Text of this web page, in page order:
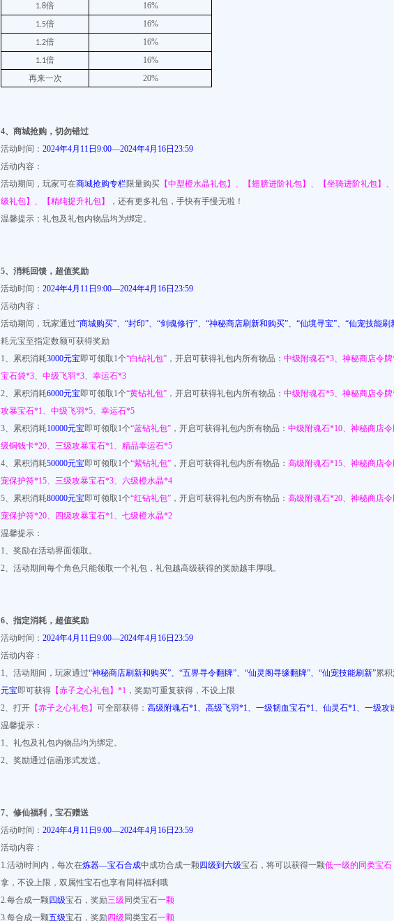
1.8倍 16%
1.5倍 16%
1.2倍 16%
1.1倍
16%
再来一次
20%
4、商城抢购，切勿错过
活动时间： 2024年4月11日9:00—2024年4月16日23:59
活动内容：
活动期间，玩家可在商城抢购专栏限量购买 【中型橙水晶礼包】、【翅膀进阶礼包】、【坐骑进阶礼包】
级礼包】、【精纯提升礼包】
，还有更多礼包，手快有手慢无啦！
温馨提示：礼包及礼包内物品均为绑定。
5、消耗回馈，超值奖励
活动时间： 2024年4月11日9:00—2024年4月16日23:59
活动内容：
活动期间，玩家通过“商城购买”、“封印”、“剑魂修行”、“神秘商店刷新和购买”、“仙境寻宝”、“仙宠技能刷
耗元宝至指定数额可获得奖励
1、累积消耗3000元宝即可领取1个“白钻礼包” ，开启可获得礼包内所有物品： 中级附魂石*3、神秘商店令
宝石袋*3、中级飞羽*3、幸运石*3
2、累积消耗6000元宝即可领取1个“黄钻礼包” ，开启可获得礼包内所有物品： 中级附魂石*5、神秘商店令
攻暴宝石*1、中级飞羽*5、幸运石*5
3、累积消耗10000元宝即可领取1个“蓝钻礼包” ，开启可获得礼包内所有物品： 中级附魂石*10、神秘商店
级铜钱卡*20、三级攻暴宝石*1、精品幸运石*5
4、累积消耗50000元宝即可领取1个“紫钻礼包” ，开启可获得礼包内所有物品： 高级附魂石*15、神秘商店
宠保护符*15、三级攻暴宝石*3、六级橙水晶*4
5、累积消耗80000元宝即可领取1个“红钻礼包” ，开启可获得礼包内所有物品： 高级附魂石*20、神秘商店
宠保护符*20、四级攻暴宝石*1、七级橙水晶*2
温馨提示：
1、奖励在活动界面领取。
2、活动期间每个角色只能领取一个礼包，礼包越高级获得的奖励越丰厚哦。
6、指定消耗，超值奖励
活动时间： 2024年4月11日9:00—2024年4月16日23:59
活动内容：
1、活动期间，玩家通过“神秘商店刷新和购买”、“五界寻令翻牌”、“仙灵阁寻缘翻牌”、“仙宠技能刷新”累
元宝即可获得 【赤子之心礼包】*1 ，奖励可重复获得，不设上限
2、打开 【赤子之心礼包】 可全部获得： 高级附魂石*1、高级飞羽*1、一级韧血宝石*1、仙灵石*1、一级攻
温馨提示：
1、礼包及礼包内物品均为绑定。
2、奖励通过信函形式发送。
7、 修仙福利，宝石赠送
活动时间： 2024年4月11日9:00—2024年4月16日23:59
活动内容：
1.活动时间内，每次在炼器—宝石合成中成功合成一颗四级到六级宝石，将可以获得一颗低一级的同类宝石
拿，不设上限，双属性宝石也享有同样福利哦
2.每合成一颗四级宝石，奖励三级 同类宝石一颗
3.每合成一颗五级宝石，奖励四级 同类宝石一颗